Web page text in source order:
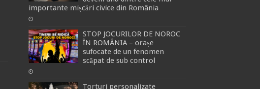
importante mișcări civice din România
STOP JOCURILOR DE NOROC
ÎN ROMÂNIA – orașe
sufocate de un fenomen
scăpat de sub control
Torturi personalizate